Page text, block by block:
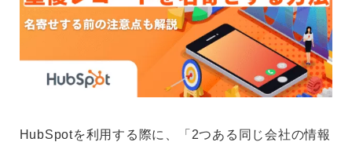
HubSpotを利用する際に、「2つある同じ会社の情報